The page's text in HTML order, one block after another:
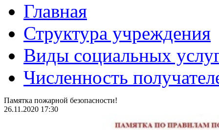
Главная
Структура учреждения
Виды социальных
Численность
Памятка пожарной безопасности!
26.11.2020 17:30